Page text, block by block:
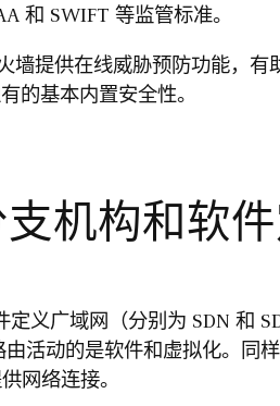
和 SWIFT 等监管标准。
墙提供在线威胁预防功能，有
的基本内置安全性。
机构和软
义广域网（分别为 SDN 和
活动的是软件和虚拟化。同样
网络连接。